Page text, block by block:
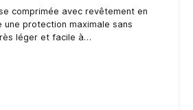
comprimée avec revêtement en
protection maximale sans
léger et facile à